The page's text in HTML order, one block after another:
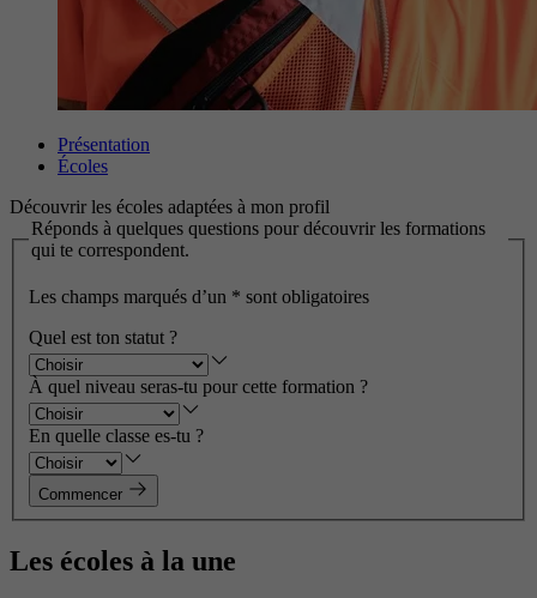
Présentation
Écoles
Découvrir les écoles adaptées à mon profil
Réponds à quelques questions pour découvrir les formations
qui te correspondent.
Les champs marqués d’un * sont obligatoires
Quel est ton statut ?
À quel niveau seras-tu pour cette formation ?
En quelle classe es-tu ?
Commencer
Les écoles à la une